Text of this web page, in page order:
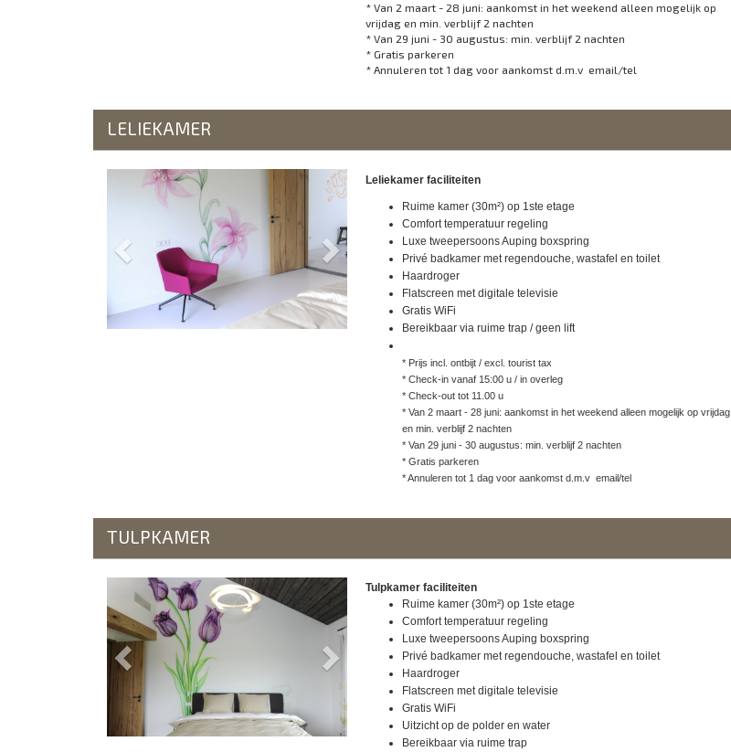
* Van 2 maart - 28 juni: aankomst in het weekend alleen mogelijk op
vrijdag en min. verblijf 2 nachten
* Van 29 juni - 30 augustus: min. verblijf 2 nachten
* Gratis parkeren
* Annuleren tot 1 dag voor aankomst d.m.v email/tel
LELIEKAMER
Previous NextLeliekamer faciliteiten
Ruime kamer (30m²) op 1ste etage
Comfort temperatuur regeling
Luxe tweepersoons Auping boxspring
Privé badkamer met regendouche, wastafel en toilet
Haardroger
Flatscreen met digitale televisie
Gratis WiFi
Bereikbaar via ruime trap / geen lift
* Prijs incl. ontbijt / excl. tourist tax
* Check-in vanaf 15:00 u / in overleg
* Check-out tot 11.00 u
* Van 2 maart - 28 juni: aankomst in het weekend alleen mogelijk op vrijdag
en min. verblijf 2 nachten
* Van 29 juni - 30 augustus: min. verblijf 2 nachten
* Gratis parkeren
* Annuleren tot 1 dag voor aankomst d.m.v email/tel
TULPKAMER
Previous NextTulpkamer faciliteiten
Ruime kamer (30m²) op 1ste etage
Comfort temperatuur regeling
Luxe tweepersoons Auping boxspring
Privé badkamer met regendouche, wastafel en toilet
Haardroger
Flatscreen met digitale televisie
Gratis WiFi
Uitzicht op de polder en water
Bereikbaar via ruime trap